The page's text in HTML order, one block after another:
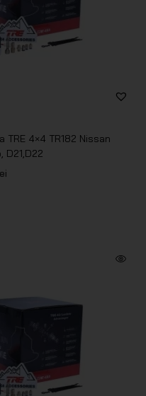
4×4 TR182 Nissan
D21,D22